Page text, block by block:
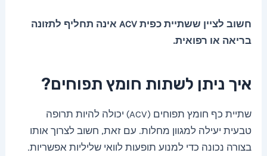
חשוב לציין ששתיית כפית ACV אינה תחליף לתזונה
בריאה או רפואית.
איך ניתן לשתות חומץ תפוחים?
שתיית כף חומץ תפוחים (ACV) יכולה להיות תרופה
טבעית יעילה למגוון מחלות. עם זאת, חשוב לצרוך אותו
בצורה נכונה כדי למנוע תופעות לוואי שליליות אפשריות.